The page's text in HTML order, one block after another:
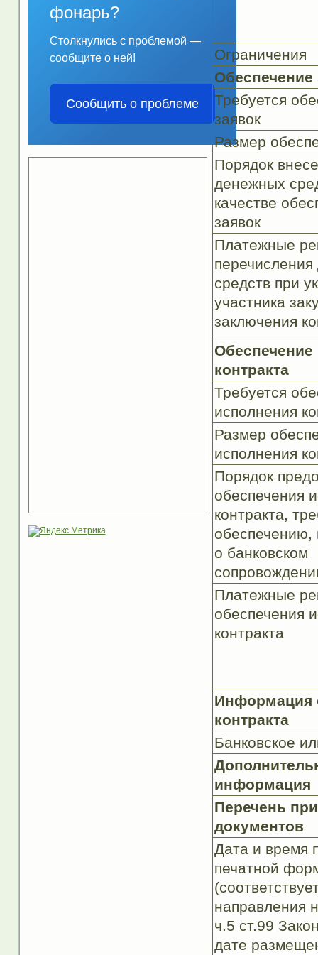
фонарь?
Столкнулись с проблемой —
сообщите о ней!
Сообщить о проблеме
Ограничения
Обеспечение
Требуется
заявок
Размер
Порядок
денежных
качестве
заявок
Платежные
средств при
участника
заключения
Обеспечение
контракта
Требуется
исполнения
Размер
исполнения
Порядок
обеспечения
контракта,
о банковском
Платежные
обеспечения
контракта
Информация
контракта
Банковское
информация
Перечень
документов
Дата и время
печатной
направления
ч.5 ст.99
дате